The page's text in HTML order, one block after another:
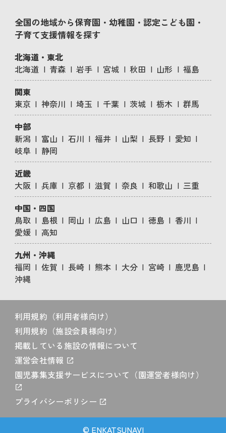
全国の地域から保育園・幼稚園・認定こども園・
子育て支援情報を探す
北海道・東北
北海道
青森 岩手 宮城 秋田 山形
福島
関東
東京
神奈川 埼玉 千葉 茨城 栃木
群馬
中部
新潟
富山 石川 福井 山梨 長野
愛知
岐阜
静岡
近畿
大阪
兵庫 京都 滋賀 奈良 和歌山
三重
中国・四国
鳥取
島根 岡山 広島 山口 徳島
香川
愛媛
高知
九州・沖縄
福岡
佐賀 長崎 熊本 大分 宮崎
鹿児島
沖縄
利用規約（利用者様向け）
利用規約（施設会員様向け）
掲載している施設の情報について
運営会社情報
園児募集支援サービスについて（園運営者様向け）
プライバシーポリシー
© ENKATSUNAVI